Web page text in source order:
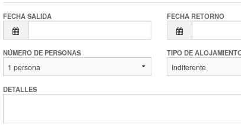
FECHA SALIDA FECHA RETORNO
NÚMERO DE PERSONAS TIPO DE
DETALLES